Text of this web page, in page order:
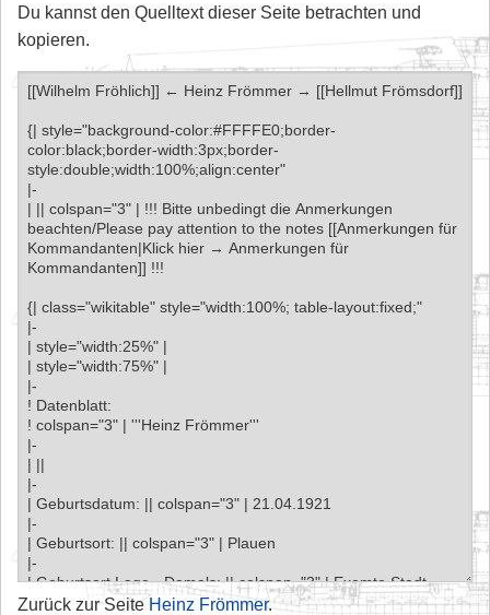
Du kannst den Quelltext dieser Seite betrachten und
kopieren.
Zurück zur Seite Heinz Frömmer.